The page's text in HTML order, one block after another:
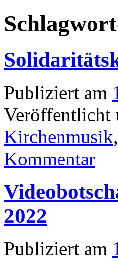
Publiziert am
Veröffentlicht
Kirchenmusik,
Kommentar
2022
Publiziert am